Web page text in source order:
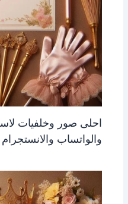
احلى صور وخلفيات
والواتساب والانستجرام